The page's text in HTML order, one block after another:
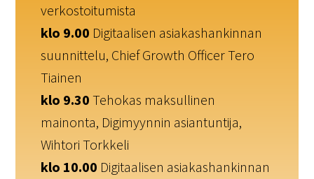
verkostoitumista
klo 9.00 Digitaalisen asiakashankinnan
suunnittelu, Chief Growth Officer Tero
Tiainen
klo 9.30Tehokas maksullinen
mainonta, Digimyynnin asiantuntija,
Wihtori Torkkeli
klo 10.00 Digitaalisen asiakashankinnan